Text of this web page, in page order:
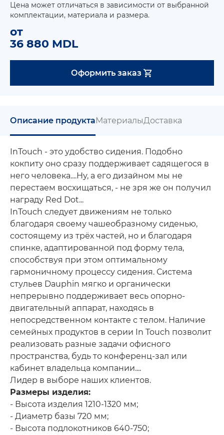
Цена может отличаться в зависимости от выбранной
комплектации, материала и размера.
от
36 880 MDL
Оформить заказ
Описание продуктаМатериалыДоставка
InTouch - это удобство сидения. Подобно
кокпиту оно сразу поддерживает садящегося в
него человека....Ну, а его дизайном мы не
перестаем восхищаться, - не зря же он получил
награду Red Dot...
InTouch следует движениям не только
благодаря своему чашеобразному сиденью,
состоящему из трёх частей, но и благодаря
спинке, адаптированной под форму тела,
способствуя при этом оптимальному
гармоничному процессу сидения. Система
стульев Dauphin мягко и органически
непрерывно поддерживает весь опорно-
двигательный аппарат, находясь в
непосредственном контакте с телом. Наличие
семейных продуктов в серии In Touch позволит
реализовать разные задачи офисного
пространства, будь то конференц-зал или
кабинет владельца компании....
Лидер в выборе наших клиентов.
Размеры изделия:
- Высота изделия 1210-1320 мм;
- Диаметр базы 720 мм;
- Высота подлокотников 640-750;